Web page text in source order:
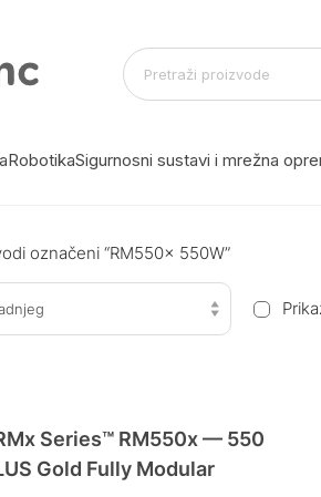
RobotikaSigurnosni sustavi i mrežna
označeni “RM550x 550W”
Series™ RM550x — 550
Gold Fully Modular